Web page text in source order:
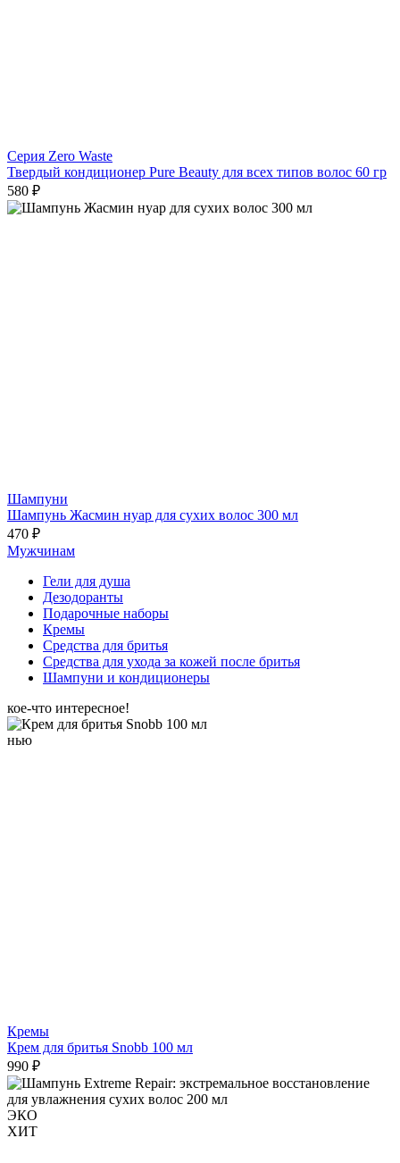
Серия Zero Waste
Твердый кондиционер Pure Beauty для всех типов волос 60 гр
580 ₽
Шампуни
Шампунь Жасмин нуар для сухих волос 300 мл
470 ₽
Мужчинам
Гели для душа
Дезодоранты
Подарочные наборы
Кремы
Средства для бритья
Средства для ухода за кожей после бритья
Шампуни и кондиционеры
кое-что интересное!
нью
Кремы
Крем для бритья Snobb 100 мл
990 ₽
ЭКО
ХИТ